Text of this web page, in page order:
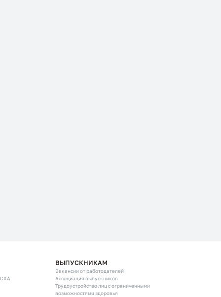
ВЫПУСКНИКАМ
Вакансии от работодателей
Ассоциация выпускников
Трудоустройство лиц с ограниченными
возможностями здоровья